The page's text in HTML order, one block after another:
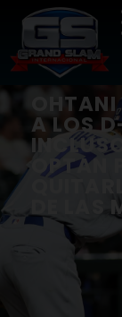
A LOS
OPTAN
DE LAS